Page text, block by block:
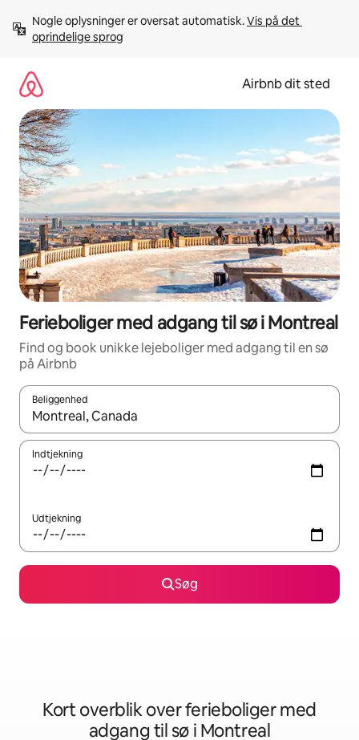
videre
Nogle oplysninger er oversat automatisk. Vis på det
oprindelige sprog
Airbnb dit sted
Ferieboliger med adgang til sø i Montreal
Find og book unikke lejeboliger med adgang til en sø
på Airbnb
Beliggenhed
Når resultaterne er tilgængelige, skal du navigere med
Indtjekning
Udtjekning
Søg
Kort overblik over ferieboliger med
adgang til sø i Montreal